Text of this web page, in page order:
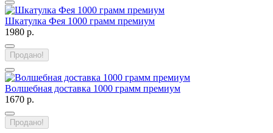
Шкатулка Фея 1000 грамм премиум
1980 р.
Продано!
Волшебная доставка 1000 грамм премиум
1670 р.
Продано!